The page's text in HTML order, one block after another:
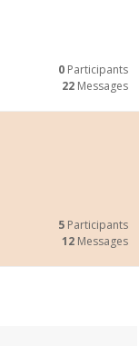
0 Participants
22 Messages
5 Participants
12 Messages